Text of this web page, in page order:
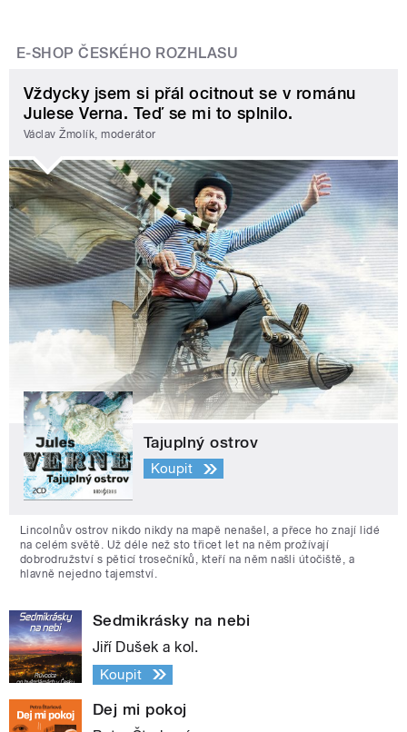
E-SHOP ČESKÉHO ROZHLASU
Vždycky jsem si přál ocitnout se v románu
Julese Verna. Teď se mi to splnilo.
Václav Žmolík, moderátor
Tajuplný ostrov
Koupit
Lincolnův ostrov nikdo nikdy na mapě nenašel, a přece ho znají lidé
na celém světě. Už déle než sto třicet let na něm prožívají
dobrodružství s pěticí trosečníků, kteří na něm našli útočiště, a
hlavně nejedno tajemství.
Sedmikrásky na nebi
Jiří Dušek a kol.
Koupit
Dej mi pokoj